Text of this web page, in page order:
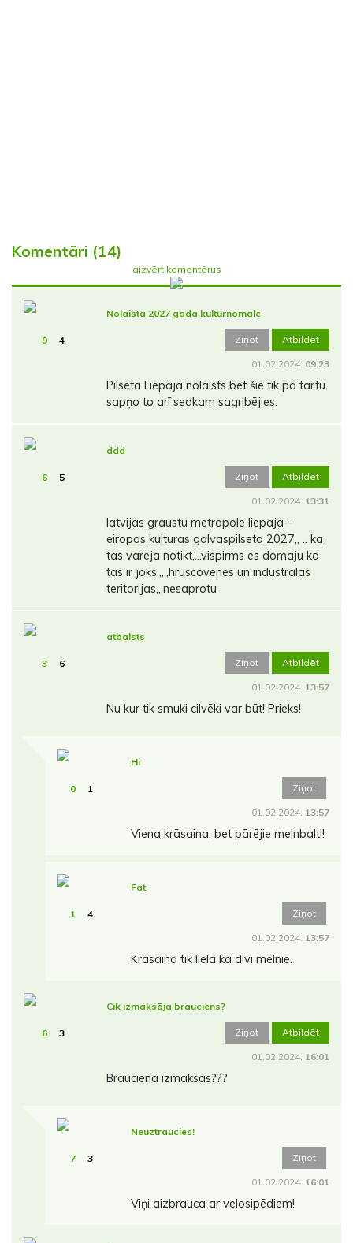
Komentāri (14)
aizvērt komentārus
9 4
Nolaistā 2027 gada kultūrnomale
Ziņot Atbildēt
01.02.2024. 09:23
Pilsēta Liepāja nolaists bet šie tik pa tartu
sapņo to arī sedkam sagribējies.
6 5
ddd
Ziņot Atbildēt
01.02.2024. 13:31
latvijas graustu metrapole liepaja--
eiropas kulturas galvaspilseta 2027,, .. ka
tas vareja notikt,...vispirms es domaju ka
tas ir joks,,,,,hruscovenes un industralas
teritorijas,,,nesaprotu
3 6
atbalsts
Ziņot Atbildēt
01.02.2024. 13:57
Nu kur tik smuki cilvēki var būt! Prieks!
0 1
Hi
Ziņot
01.02.2024. 13:57
Viena krāsaina, bet pārējie melnbalti!
1 4
Fat
Ziņot
01.02.2024. 13:57
Krāsainā tik liela kā divi melnie.
6 3
Cik izmaksāja brauciens?
Ziņot Atbildēt
01.02.2024. 16:01
Brauciena izmaksas???
7 3
Neuztraucies!
Ziņot
01.02.2024. 16:01
Viņi aizbrauca ar velosipēdiem!